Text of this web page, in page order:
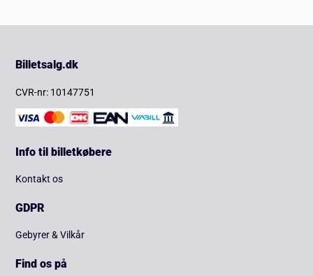
Billetsalg.dk
CVR-nr: 10147751
Info til billetkøbere
Kontakt os
GDPR
Gebyrer & Vilkår
Find os på